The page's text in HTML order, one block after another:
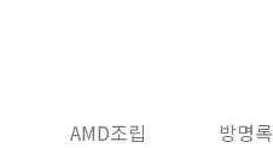
AMD조립 방명록